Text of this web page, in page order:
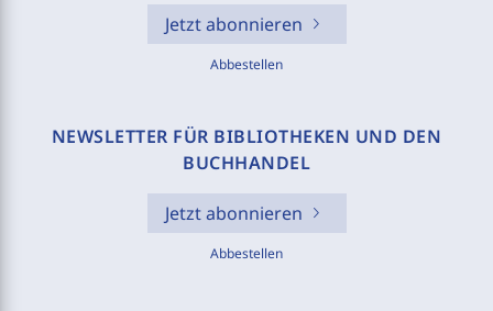
Jetzt abonnieren
Abbestellen
NEWSLETTER FÜR BIBLIOTHEKEN UND DEN
BUCHHANDEL
Jetzt abonnieren
Abbestellen